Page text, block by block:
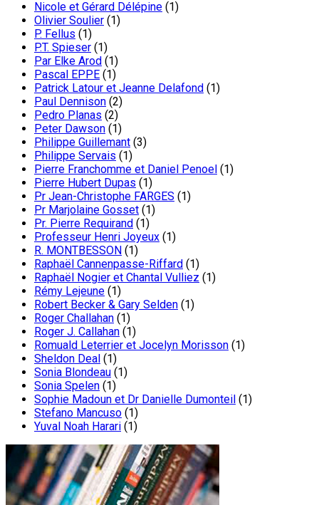
Nicole et Gérard Délépine (1)
Olivier Soulier (1)
P. Fellus (1)
P.T. Spieser (1)
Par Elke Arod (1)
Pascal EPPE (1)
Patrick Latour et Jeanne Delafond (1)
Paul Dennison (2)
Pedro Planas (2)
Peter Dawson (1)
Philippe Guillemant (3)
Philippe Servais (1)
Pierre Franchomme et Daniel Penoel (1)
Pierre Hubert Dupas (1)
Pr Jean-Christophe FARGES (1)
Pr Marjolaine Gosset (1)
Pr. Pierre Requirand (1)
Professeur Henri Joyeux (1)
R. MONTBESSON (1)
Raphaël Cannenpasse-Riffard (1)
Raphaël Nogier et Chantal Vulliez (1)
Rémy Lejeune (1)
Robert Becker & Gary Selden (1)
Roger Challahan (1)
Roger J. Callahan (1)
Romuald Leterrier et Jocelyn Morisson (1)
Sheldon Deal (1)
Sonia Blondeau (1)
Sonia Spelen (1)
Sophie Madoun et Dr Danielle Dumonteil (1)
Stefano Mancuso (1)
Yuval Noah Harari (1)